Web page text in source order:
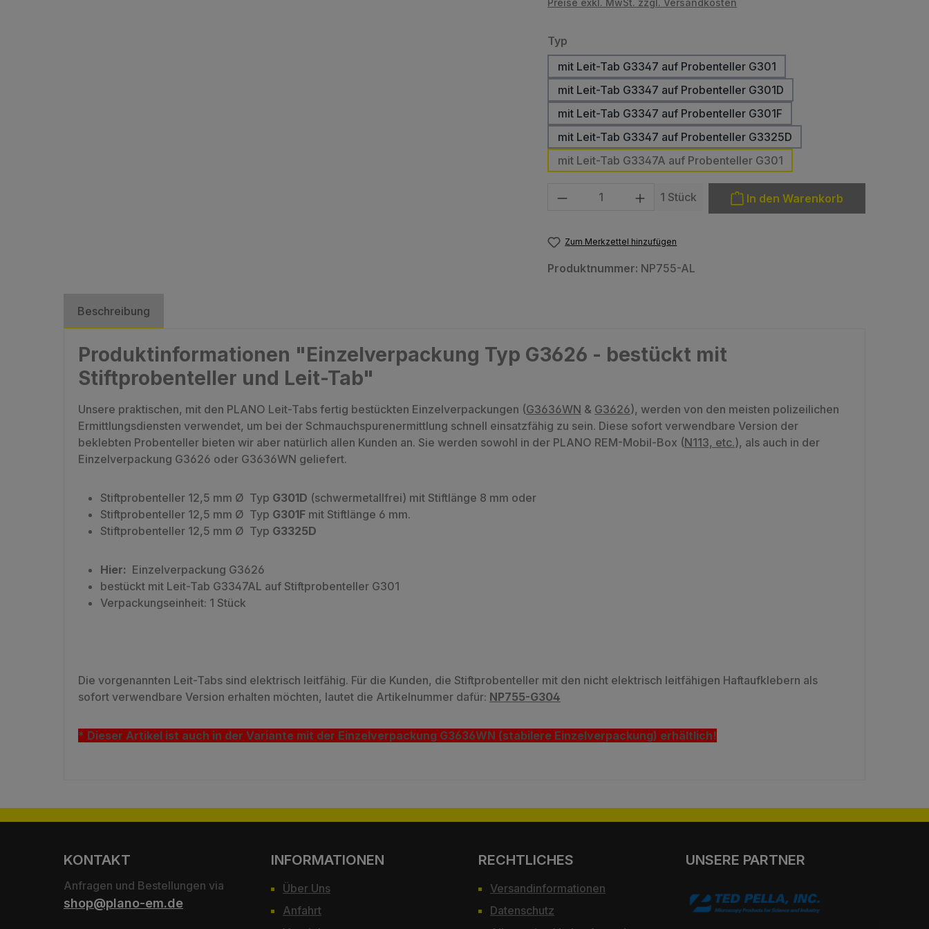
Preise exkl. MwSt. zzgl. Versandkosten
Typ
mit Leit-Tab G3347 auf Probenteller G301
mit Leit-Tab G3347 auf Probenteller G301D
mit Leit-Tab G3347 auf Probenteller G301F
mit Leit-Tab G3347 auf Probenteller G3325D
mit Leit-Tab G3347A auf Probenteller G301
Produkt Anzahl: Gib den gewünschten Wert ein oder benutze die
1 Stück In den Warenkorb
Zum Merkzettel hinzufügen
Produktnummer: NP755-AL
Beschreibung
Produktinformationen "Einzelverpackung Typ G3626 - bestückt mit
Stiftprobenteller und Leit-Tab"
Unsere praktischen, mit den PLANO Leit-Tabs fertig bestückten Einzelverpackungen (G3636WN & G3626), werden von den meisten polizeilichen
Ermittlungsdiensten verwendet, um bei der Schmauchspurenermittlung schnell einsatzfähig zu sein. Diese sofort verwendbare Version der
beklebten Probenteller bieten wir aber natürlich allen Kunden an. Sie werden sowohl in der PLANO REM-Mobil-Box (N113, etc.), als auch in der
Einzelverpackung G3626 oder G3636WN geliefert.
Stiftprobenteller 12,5 mm Ø Typ G301D (schwermetallfrei) mit Stiftlänge 8 mm oder
Stiftprobenteller 12,5 mm Ø Typ G301F mit Stiftlänge 6 mm.
Stiftprobenteller 12,5 mm Ø Typ G3325D
Hier: Einzelverpackung G3626
bestückt mit Leit-Tab G3347AL auf Stiftprobenteller G301
Verpackungseinheit: 1 Stück
Die vorgenannten Leit-Tabs sind elektrisch leitfähig. Für die Kunden, die Stiftprobenteller mit den nicht elektrisch leitfähigen Haftaufklebern als
sofort verwendbare Version erhalten möchten, lautet die Artikelnummer dafür: NP755-G304
* Dieser Artikel ist auch in der Variante mit der Einzelverpackung G3636WN (stabilere Einzelverpackung) erhältlich!
KONTAKT
Anfragen und Bestellungen via
shop@plano-em.de
INFORMATIONEN
Über Uns
Anfahrt
RECHTLICHES
Versandinformationen
Datenschutz
UNSERE PARTNER